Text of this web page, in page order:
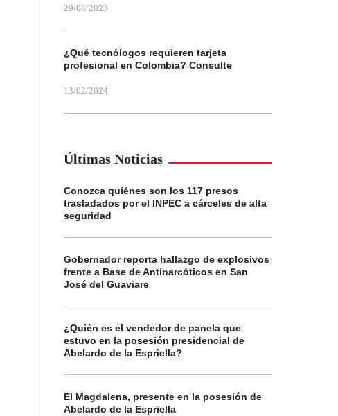
29/08/2023
¿Qué tecnólogos requieren tarjeta
profesional en Colombia? Consulte
13/02/2024
Últimas Noticias
Conozca quiénes son los 117 presos
trasladados por el INPEC a cárceles de alta
seguridad
Gobernador reporta hallazgo de explosivos
frente a Base de Antinarcóticos en San
José del Guaviare
¿Quién es el vendedor de panela que
estuvo en la posesión presidencial de
Abelardo de la Espriella?
El Magdalena, presente en la posesión de
Abelardo de la Espriella